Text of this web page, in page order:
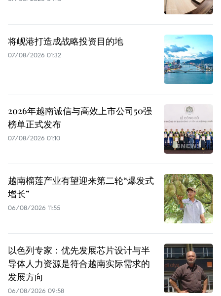
将岘港打造成战略投资目的地
07/08/2026 01:32
2026年越南诚信与高效上市公司50强
榜单正式发布
07/08/2026 01:10
越南榴莲产业有望迎来第二轮“爆发式
增长”
06/08/2026 11:55
以色列专家：优先发展芯片设计与半
导体人力资源是符合越南实际需求的
发展方向
06/08/2026 09:58